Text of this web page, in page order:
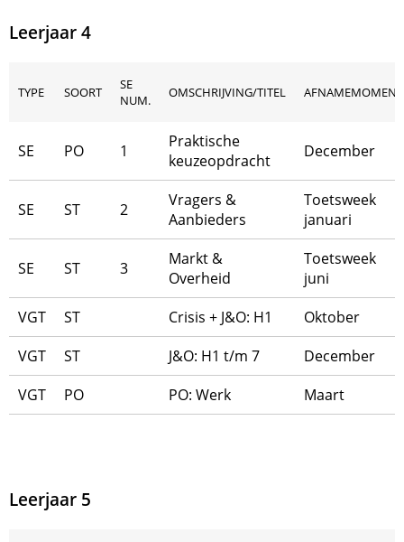
Leerjaar 4
TYPE SOORT
SE
NUM.
OMSCHRIJVING/TITEL AFNAMEMOMENT
SE PO 1
Praktische
keuzeopdracht
December
SE ST 2
Vragers &
Aanbieders
Toetsweek
januari
SE ST 3
Markt &
Overheid
Toetsweek
juni
VGT
ST Crisis + J&O: H1
Oktober
VGT
ST J&O: H1 t/m 7
December
VGT
PO PO: Werk Maart
Leerjaar 5